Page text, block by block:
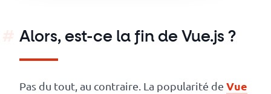
Alors, est-ce la fin de Vue.js ?
Pas du tout, au contraire. La popularité de Vue